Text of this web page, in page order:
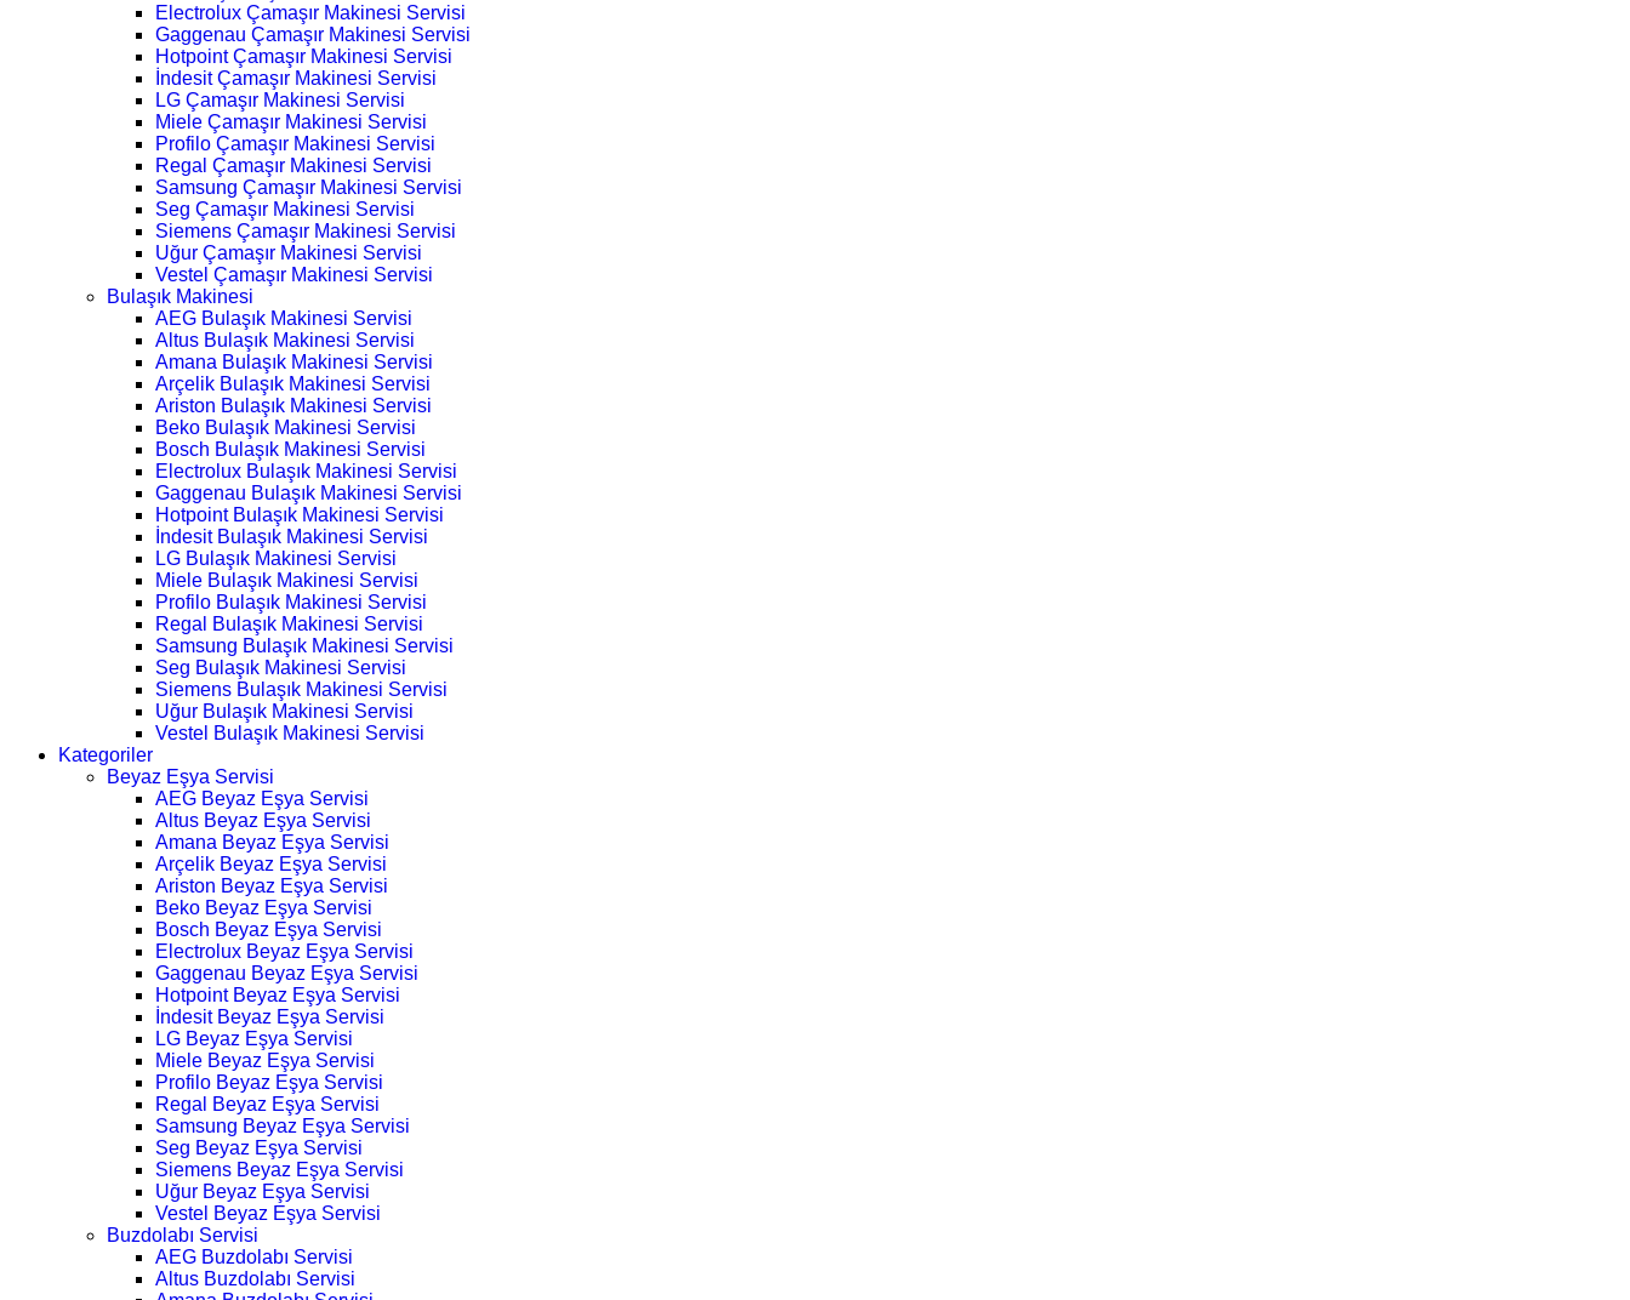
Electrolux Çamaşır Makinesi Servisi
Gaggenau Çamaşır Makinesi Servisi
Hotpoint Çamaşır Makinesi Servisi
İndesit Çamaşır Makinesi Servisi
LG Çamaşır Makinesi Servisi
Miele Çamaşır Makinesi Servisi
Profilo Çamaşır Makinesi Servisi
Regal Çamaşır Makinesi Servisi
Samsung Çamaşır Makinesi Servisi
Seg Çamaşır Makinesi Servisi
Siemens Çamaşır Makinesi Servisi
Uğur Çamaşır Makinesi Servisi
Vestel Çamaşır Makinesi Servisi
Bulaşık Makinesi
AEG Bulaşık Makinesi Servisi
Altus Bulaşık Makinesi Servisi
Amana Bulaşık Makinesi Servisi
Arçelik Bulaşık Makinesi Servisi
Ariston Bulaşık Makinesi Servisi
Beko Bulaşık Makinesi Servisi
Bosch Bulaşık Makinesi Servisi
Electrolux Bulaşık Makinesi Servisi
Gaggenau Bulaşık Makinesi Servisi
Hotpoint Bulaşık Makinesi Servisi
İndesit Bulaşık Makinesi Servisi
LG Bulaşık Makinesi Servisi
Miele Bulaşık Makinesi Servisi
Profilo Bulaşık Makinesi Servisi
Regal Bulaşık Makinesi Servisi
Samsung Bulaşık Makinesi Servisi
Seg Bulaşık Makinesi Servisi
Siemens Bulaşık Makinesi Servisi
Uğur Bulaşık Makinesi Servisi
Vestel Bulaşık Makinesi Servisi
Kategoriler
Beyaz Eşya Servisi
AEG Beyaz Eşya Servisi
Altus Beyaz Eşya Servisi
Amana Beyaz Eşya Servisi
Arçelik Beyaz Eşya Servisi
Ariston Beyaz Eşya Servisi
Beko Beyaz Eşya Servisi
Bosch Beyaz Eşya Servisi
Electrolux Beyaz Eşya Servisi
Gaggenau Beyaz Eşya Servisi
Hotpoint Beyaz Eşya Servisi
İndesit Beyaz Eşya Servisi
LG Beyaz Eşya Servisi
Miele Beyaz Eşya Servisi
Profilo Beyaz Eşya Servisi
Regal Beyaz Eşya Servisi
Samsung Beyaz Eşya Servisi
Seg Beyaz Eşya Servisi
Siemens Beyaz Eşya Servisi
Uğur Beyaz Eşya Servisi
Vestel Beyaz Eşya Servisi
Buzdolabı Servisi
AEG Buzdolabı Servisi
Altus Buzdolabı Servisi